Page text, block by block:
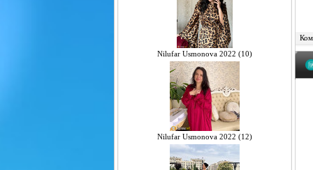
Nilufar Usmonova 2022 (10)
Nilufar Usmonova 2022 (12)